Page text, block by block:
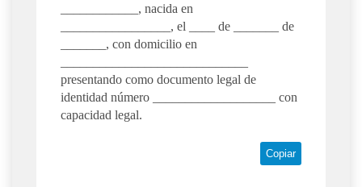
____________, nacida en
_________________, el ____ de _______ de
_______, con domicilio en
presentando como documento legal de
identidad número ___________________ con
capacidad legal.
Copiar